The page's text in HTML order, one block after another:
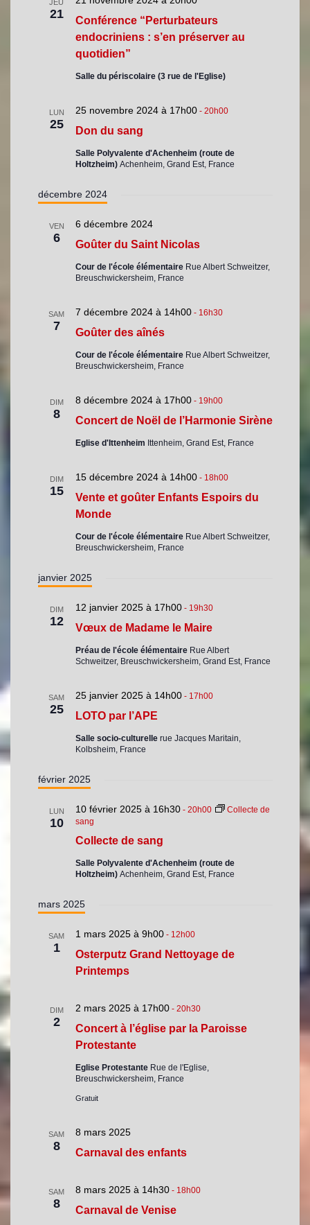
JEU
21
Conférence “Perturbateurs
endocriniens : s’en préserver au
quotidien”
Salle du périscolaire (3 rue de l'Eglise)
LUN
25 Don du sang
25 novembre 2024 à 17h00- 20h00
Salle Polyvalente d'Achenheim (route de
Holtzheim) Achenheim, Grand Est, France
décembre 2024
VEN
6 Goûter du Saint Nicolas
6 décembre 2024
Cour de l'école élémentaire Rue Albert Schweitzer,
Breuschwickersheim, France
SAM
7 Goûter des aînés
7 décembre 2024 à 14h00- 16h30
Cour de l'école élémentaire Rue Albert Schweitzer,
Breuschwickersheim, France
DIM
8 Concert de Noël de l’Harmonie Sirène
8 décembre 2024 à 17h00- 19h00
Eglise d'Ittenheim Ittenheim, Grand Est, France
DIM
15
Vente et goûter Enfants Espoirs du
Monde
15 décembre 2024 à 14h00- 18h00
Cour de l'école élémentaire Rue Albert Schweitzer,
Breuschwickersheim, France
janvier 2025
DIM
12 Vœux de Madame le Maire
12 janvier 2025 à 17h00- 19h30
Préau de l'école élémentaire Rue Albert
Schweitzer, Breuschwickersheim, Grand Est, France
SAM
25 LOTO par l’APE
25 janvier 2025 à 14h00- 17h00
Salle socio-culturelle rue Jacques Maritain,
Kolbsheim, France
février 2025
LUN
10
Collecte de sang
10 février 2025 à 16h30- 20h00
Collecte de
sang
Salle Polyvalente d'Achenheim (route de
Holtzheim) Achenheim, Grand Est, France
mars 2025
SAM
1
Osterputz Grand Nettoyage de
Printemps
1 mars 2025 à 9h00- 12h00
DIM
2
Concert à l’église par la Paroisse
Protestante
2 mars 2025 à 17h00- 20h30
Eglise Protestante Rue de l'Eglise,
Breuschwickersheim, France
Gratuit
SAM
8 Carnaval des enfants
8 mars 2025
SAM
8 Carnaval de Venise
8 mars 2025 à 14h30- 18h00